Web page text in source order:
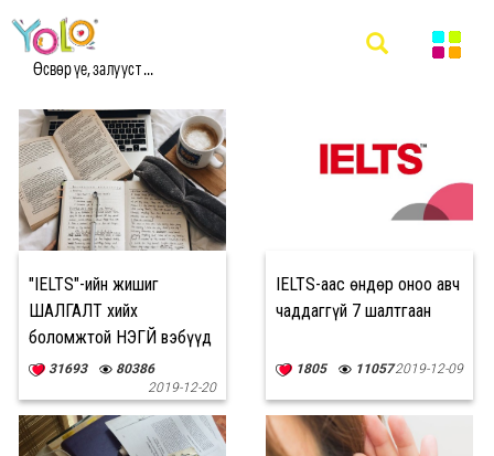
Өсвөр үе, залууст ...
#IELTS-Д БЭЛДЭЦГЭЭЕ МЭДЭЭ
"IELTS"-ийн жишиг
ШАЛГАЛТ хийх
боломжтой ҮНЭГҮЙ вэбүүд
31693
80386
2019-12-20
IELTS-аас өндөр оноо авч
чаддаггүй 7 шалтгаан
1805 110572019-12-09